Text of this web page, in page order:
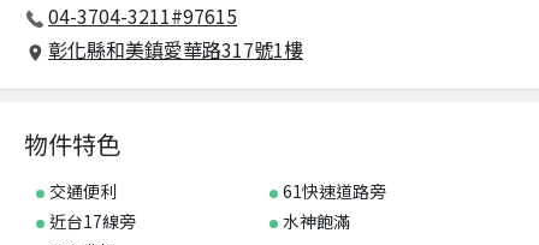
04-3704-3211#97615
彰化縣和美鎮愛華路317號1樓
物件特色
交通便利
61快速道路旁
近台17線旁
水神飽滿